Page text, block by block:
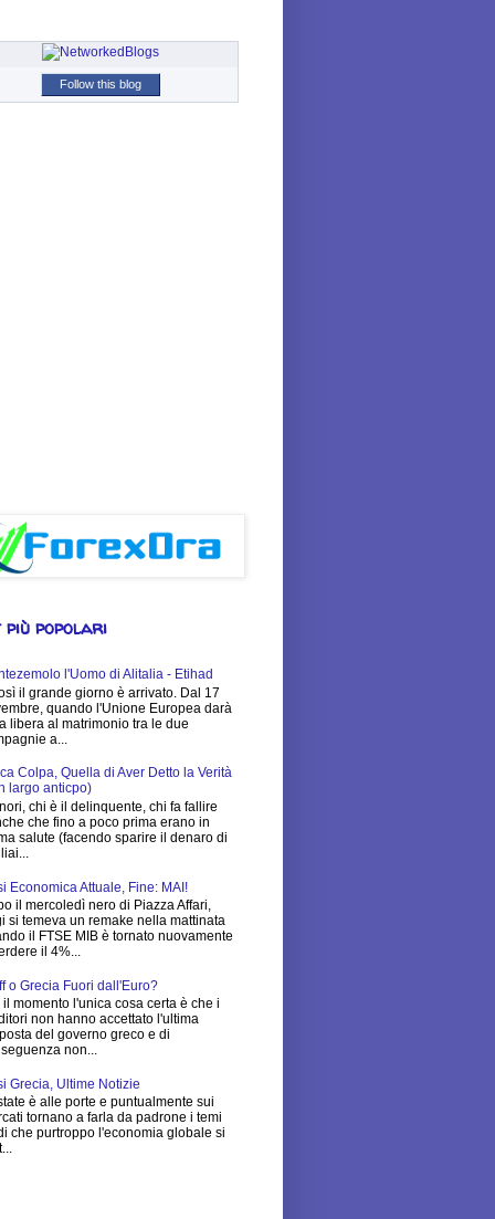
Follow this blog
più popolari
l'Uomo di Alitalia - Etihad
il grande giorno è arrivato. Dal 17
quando l'Unione Europea darà
libera al matrimonio tra le due
a...
Colpa, Quella di Aver Detto la Verità
largo anticpo)
chi è il delinquente, chi fa fallire
che fino a poco prima erano in
salute (facendo sparire il denaro di
Economica Attuale, Fine: MAI!
il mercoledì nero di Piazza Affari,
si temeva un remake nella mattinata
il FTSE MIB è tornato nuovamente
il 4%...
o Grecia Fuori dall'Euro?
il momento l'unica cosa certa è che i
non hanno accettato l'ultima
del governo greco e di
non...
Grecia, Ultime Notizie
è alle porte e puntualmente sui
tornano a farla da padrone i temi
che purtroppo l'economia globale si